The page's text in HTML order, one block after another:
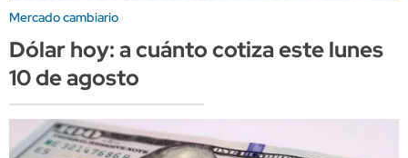
Mercado cambiario
Dólar hoy: a cuánto cotiza este lunes
10 de agosto